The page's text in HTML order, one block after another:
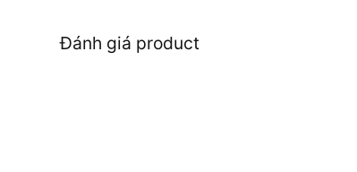
Đánh giá product